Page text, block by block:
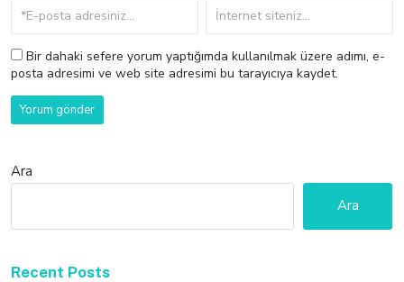
Bir dahaki sefere yorum yaptığımda kullanılmak üzere adımı, e-
posta adresimi ve web site adresimi bu tarayıcıya kaydet.
Ara
Ara
Recent Posts